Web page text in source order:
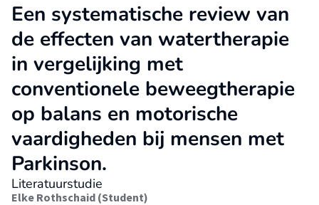
Een systematische review van
de effecten van watertherapie
in vergelijking met
conventionele beweegtherapie
op balans en motorische
vaardigheden bij mensen met
Parkinson.
Literatuurstudie
Elke Rothschaid (Student)